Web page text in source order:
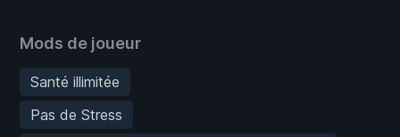
Mods de joueur
Santé illimitée
Pas de Stress